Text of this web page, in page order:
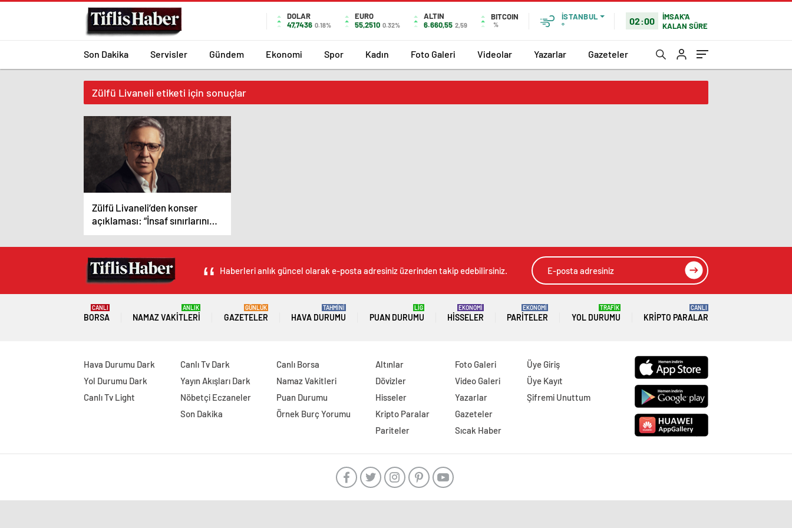
DOLAR
47,7436 0.18%
EURO
55,2510 0.32%
ALTIN
6.660,55 2,59
BITCOIN
%
İSTANBUL
°
02:00
İMSAK'A
KALAN SÜRE
Son Dakika Servisler Gündem Ekonomi Spor Kadın Foto Galeri Videolar Yazarlar Gazeteler
Zülfü Livaneli etiketi için sonuçlar
Zülfü Livaneli’den konser
açıklaması: “İnsaf sınırlarını
aşmamalı”
Haberleri anlık güncel olarak e-posta adresiniz üzerinden takip edebilirsiniz.
BORSA
CANLI
NAMAZ VAKITLERI
ANLIK
GAZETELER
GÜNLÜK
HAVA DURUMU
TAHMİNİ
PUAN DURUMU
LİG
HISSELER
EKONOMİ
PARITELER
EKONOMİ
YOL DURUMU
TRAFİK
KRIPTO PARALAR
CANLI
Hava Durumu Dark
Yol Durumu Dark
Canlı Tv Light
Canlı Tv Dark
Yayın Akışları Dark
Nöbetçi Eczaneler
Son Dakika
Canlı Borsa
Namaz Vakitleri
Puan Durumu
Örnek Burç Yorumu
Altınlar
Dövizler
Hisseler
Kripto Paralar
Pariteler
Foto Galeri
Video Galeri
Yazarlar
Gazeteler
Sıcak Haber
Üye Giriş
Üye Kayıt
Şifremi Unuttum